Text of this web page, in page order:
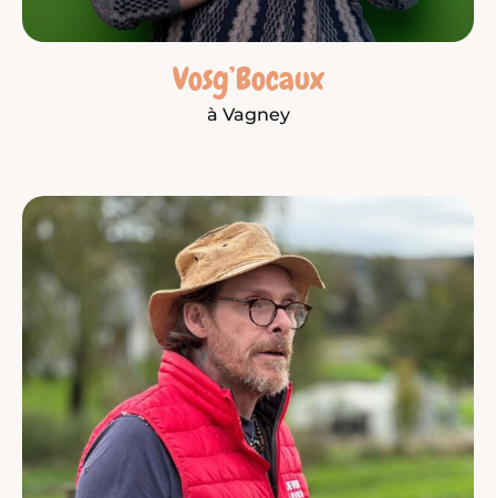
Vosg’Bocaux
à Vagney